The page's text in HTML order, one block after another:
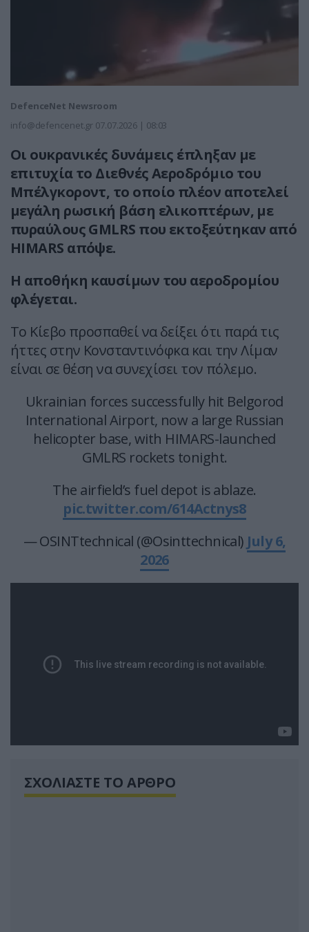
DefenceNet Newsroom
info@defencenet.gr 07.07.2026 | 08:03
Οι ουκρανικές δυνάμεις έπληξαν με
επιτυχία το Διεθνές Αεροδρόμιο του
Μπέλγκοροντ, το οποίο πλέον αποτελεί
μεγάλη ρωσική βάση ελικοπτέρων, με
πυραύλους GMLRS που εκτοξεύτηκαν από
HIMARS απόψε.
Η αποθήκη καυσίμων του αεροδρομίου
φλέγεται.
Το Κίεβο προσπαθεί να δείξει ότι παρά τις
ήττες στην Κονσταντινόφκα και την Λίμαν
είναι σε θέση να συνεχίσει τον πόλεμο.
Ukrainian forces successfully hit Belgorod
International Airport, now a large Russian
helicopter base, with HIMARS-launched
GMLRS rockets tonight.
The airfield’s fuel depot is ablaze.
pic.twitter.com/614Actnys8
— OSINTtechnical (@Osinttechnical) July 6,
2026
ΣΧΟΛΙΑΣΤΕ ΤΟ ΑΡΘΡΟ